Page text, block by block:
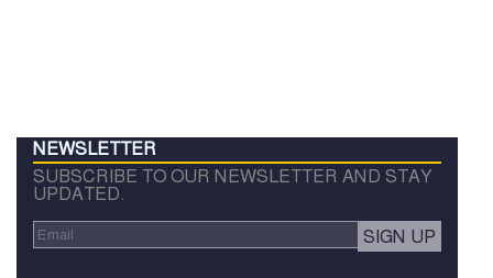
NEWSLETTER
SUBSCRIBE TO OUR NEWSLETTER AND STAY
UPDATED.